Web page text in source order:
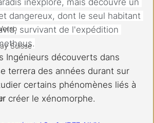
Suisse
dangereux, dont le seul habitant
survivant de l'expédition
Ingénieurs découverts dans
terrera des années durant sur
certains phénomènes liés à
créer le xénomorphe.